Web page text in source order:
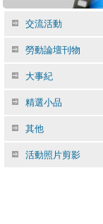
交流活動
勞動論壇刊物
大事紀
精選小品
其他
活動照片剪影